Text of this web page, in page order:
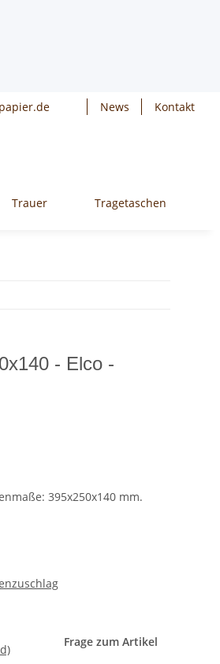
News
Kontakt
Trauer Tragetaschen
- Elco -
395x250x140 mm.
Frage zum Artikel